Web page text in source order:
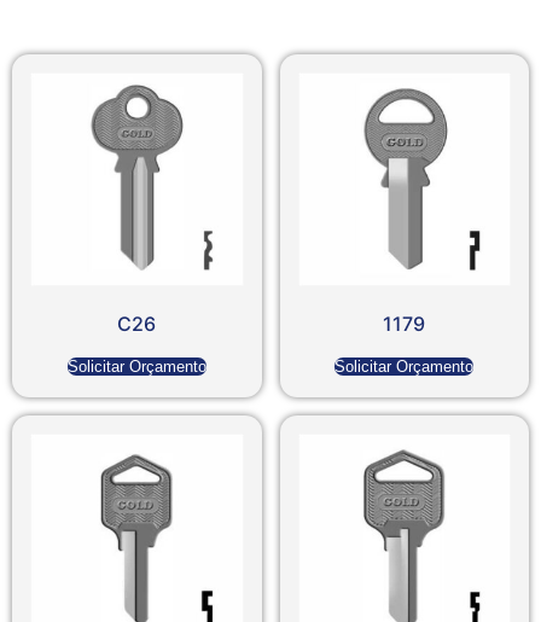
C26
Solicitar Orçamento
1179
Solicitar Orçamento